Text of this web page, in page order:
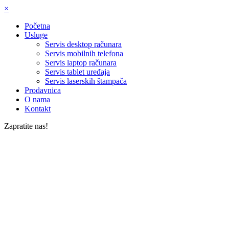
×
Početna
Usluge
Servis desktop računara
Servis mobilnih telefona
Servis laptop računara
Servis tablet uređaja
Servis laserskih štampača
Prodavnica
O nama
Kontakt
Zapratite nas!